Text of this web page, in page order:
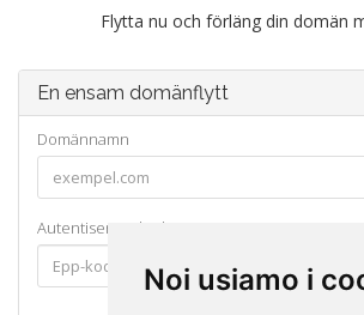
Noi usiamo i
Flytta nu och förläng din domän
En ensam domänflytt
Domännamn
Autentiseringskod